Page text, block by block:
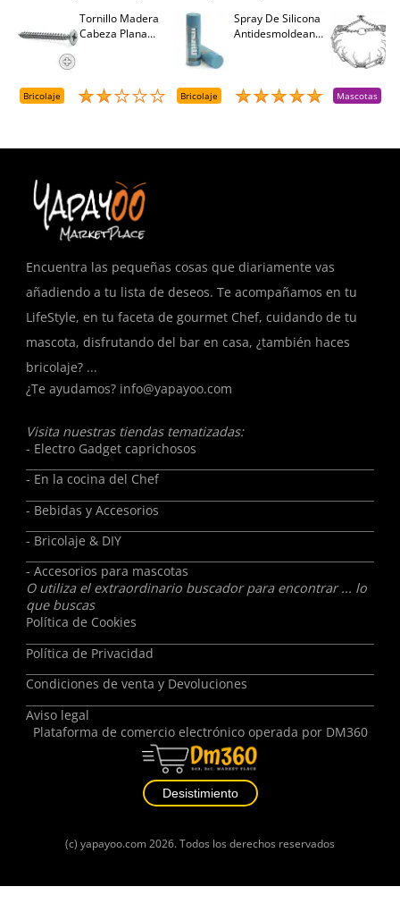
Tornillo Madera
Cabeza Plana
Bricolaje
Spray De Silicona
Antidesmoldeante
Bricolaje Mascotas
Encuentra las pequeñas cosas que diariamente vas
añadiendo a tu lista de deseos. Te acompañamos en tu
LifeStyle, en tu faceta de gourmet Chef, cuidando de tu
mascota, disfrutando del bar en casa, ¿también haces
bricolaje? ...
¿Te ayudamos? info@yapayoo.com
Visita nuestras tiendas tematizadas:
- Electro Gadget caprichosos
- En la cocina del Chef
- Bebidas y Accesorios
- Bricolaje & DIY
- Accesorios para mascotas
O utiliza el extraordinario buscador para encontrar ... lo
que buscas
Política de Cookies
Política de Privacidad
Condiciones de venta y Devoluciones
Aviso legal
Plataforma de comercio electrónico operada por DM360
Desistimiento
(c) yapayoo.com 2026. Todos los derechos reservados